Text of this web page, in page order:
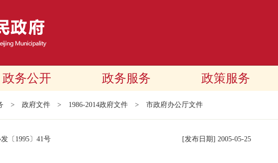
政务公开 政务服务 政策服务
> 政府文件 > 1986-2014政府文件 > 市政府办公厅文件
〔1995〕 41号 [发布日期] 2005-05-25